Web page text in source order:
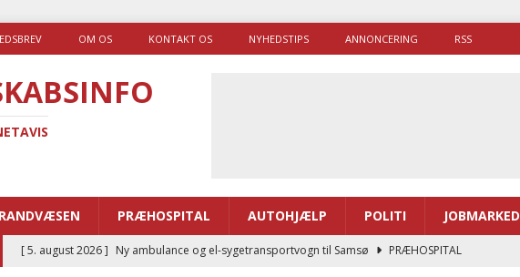
OM OS KONTAKT OS NYHEDSTIPS ANNONCERING RSS
PRÆHOSPITAL AUTOHJÆLP POLITI JOBMARKED
[ 5. august 2026 ] Ny ambulance og el-sygetransportvogn til Samsø
PRÆHOSPITAL